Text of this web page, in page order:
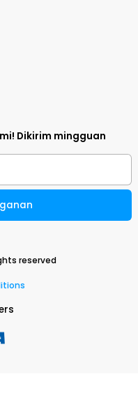
Dikirim mingguan
reserved